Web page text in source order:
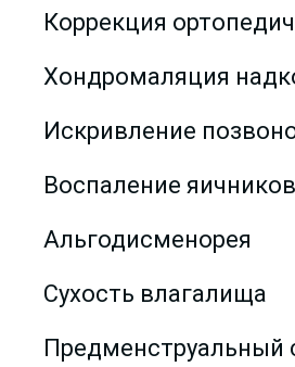
Коррекция
Хондромаляция
Искривление
Воспаление яичников
Альгодисменорея
Сухость влагалища
Предменструальный